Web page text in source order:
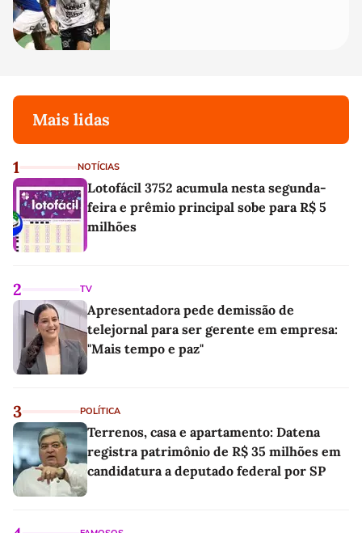
Mais lidas
1 NOTÍCIAS
Lotofácil 3752 acumula nesta segunda-
feira e prêmio principal sobe para R$ 5
milhões
2 TV
Apresentadora pede demissão de
telejornal para ser gerente em empresa:
"Mais tempo e paz"
3 POLÍTICA
Terrenos, casa e apartamento: Datena
registra patrimônio de R$ 35 milhões em
candidatura a deputado federal por SP